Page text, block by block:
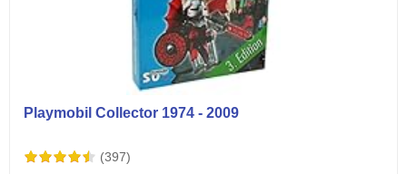
Playmobil Collector 1974 - 2009
(397)